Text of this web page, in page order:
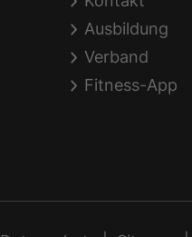
Ausbildung
Verband
Fitness-App